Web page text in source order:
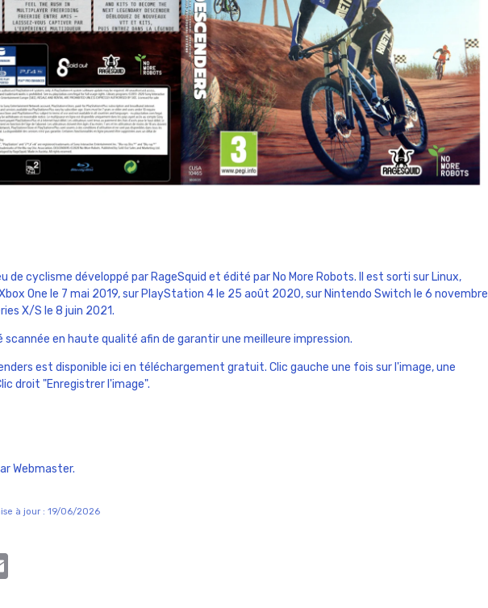
de cyclisme développé par RageSquid et édité par No More Robots. Il est sorti sur Linux,
One le 7 mai 2019, sur PlayStation 4 le 25 août 2020, sur Nintendo Switch le 6 novembre
X/S le 8 juin 2021.
en haute qualité afin de garantir une meilleure impression.
est disponible ici en téléchargement gratuit. Clic gauche une fois sur l'image, une
droit "Enregistrer l'image".
Webmaster.
à jour : 19/06/2026